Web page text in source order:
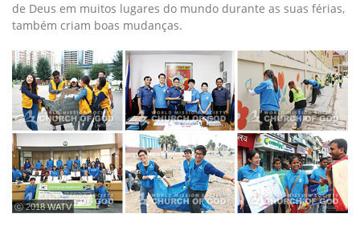
de Deus em muitos lugares do mundo durante as suas férias,
também criam boas mudanças.
ⓒ 2018 WATV